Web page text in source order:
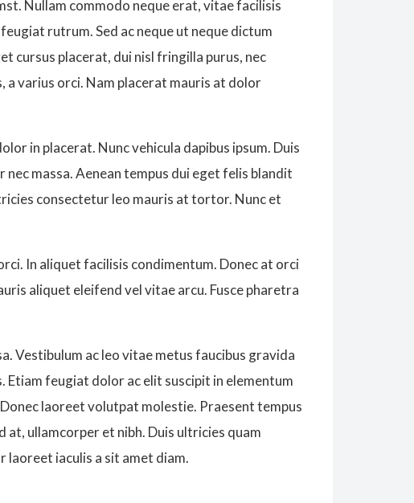
Nullam commodo neque erat, vitae facilisis
rutrum. Sed ac neque ut neque dictum
cursus placerat, dui nisl fringilla purus, nec
varius orci. Nam placerat mauris at dolor
in placerat. Nunc vehicula dapibus ipsum. Duis
massa. Aenean tempus dui eget felis blandit
consectetur leo mauris at tortor. Nunc et
In aliquet facilisis condimentum. Donec at orci
aliquet eleifend vel vitae arcu. Fusce pharetra
Vestibulum ac leo vitae metus faucibus gravida
Etiam feugiat dolor ac elit suscipit in elementum
laoreet volutpat molestie. Praesent tempus
at, ullamcorper et nibh. Duis ultricies quam
laoreet iaculis a sit amet diam.